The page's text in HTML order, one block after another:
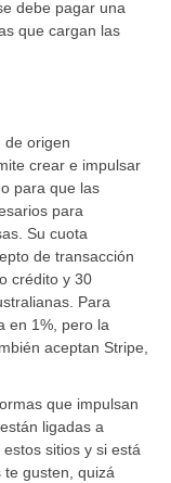
debe pagar una
que cargan las
de origen
crear e impulsar
para que las
para
Su cuota
de transacción
crédito y 30
Para
en 1%, pero la
aceptan Stripe,
que impulsan
ligadas a
sitios y si está
gusten, quizá